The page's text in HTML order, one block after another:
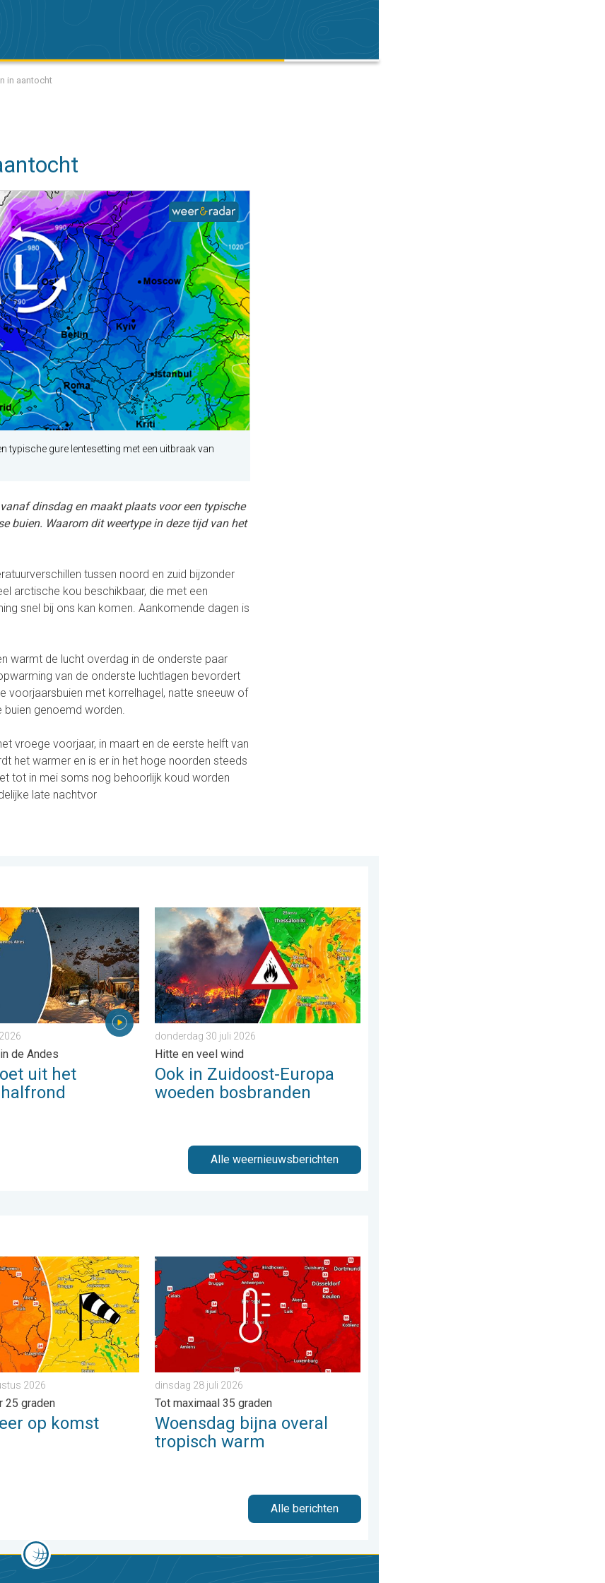
in aantocht
typische gure lentesetting met een uitbraak van
dinsdag en maakt plaats voor een typische
buien. Waarom dit weertype in deze tijd van het
tussen noord en zuid bijzonder
arctische kou beschikbaar, die met een
snel bij ons kan komen. Aankomende dagen is
warmt de lucht overdag in de onderste paar
van de onderste luchtlagen bevordert
voorjaarsbuien met korrelhagel, natte sneeuw of
buien genoemd worden.
vroege voorjaar, in maart en de eerste helft van
het warmer en is er in het hoge noorden steeds
tot in mei soms nog behoorlijk koud worden
late nachtvor
2 augustus 2026
het zuidelijk halfrond. Veel sneeuw in de Andes. . . dinsdag 28 juli 2026
de Andes
uit het
Ook in Zuidoost-Europa woeden bosbranden. Hitte en veel wind. . . donderdag 30 juli 2026
donderdag 30 juli 2026
Hitte en veel wind
Ook in Zuidoost-Europa
woeden bosbranden
Alle weernieuwsberichten
juli 2026
komst. Maxima onder 25 graden. . . dinsdag 4 augustus 2026
2026
25 graden
op komst
Woensdag bijna overal tropisch warm. Tot maximaal 35 graden. . . dinsdag 28 juli 2026
dinsdag 28 juli 2026
Tot maximaal 35 graden
Woensdag bijna overal
tropisch warm
Alle berichten